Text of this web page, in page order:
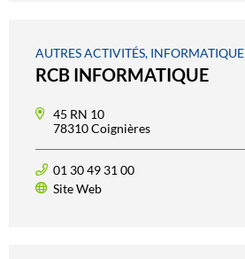
AUTRES ACTIVITÉS, INFORMATIQUE
RCB INFORMATIQUE
45 RN 10
78310 Coignières
01 30 49 31 00
Site Web